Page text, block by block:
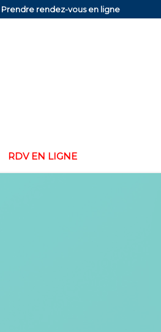
Prendre rendez-vous en ligne
RDV EN LIGNE